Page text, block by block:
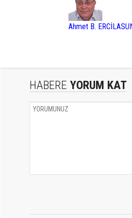
Ahmet B.
HABERE YORUM KAT